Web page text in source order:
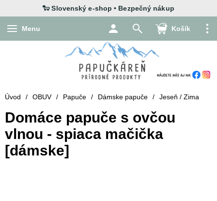
Menu Košík
Úvod / OBUV / Papuče / Dámske papuče / Jeseň / Zima
Domáce papuče s ovčou
vlnou - spiaca mačička
[dámske]